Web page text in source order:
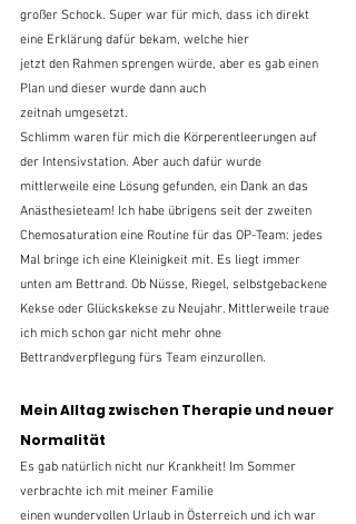
großer Schock. Super war für mich, dass ich direkt
eine Erklärung dafür bekam, welche hier
jetzt den Rahmen sprengen würde, aber es gab einen
Plan und dieser wurde dann auch
zeitnah umgesetzt.
Schlimm waren für mich die Körperentleerungen auf
der Intensivstation. Aber auch dafür wurde
mittlerweile eine Lösung gefunden, ein Dank an das
Anästhesieteam! Ich habe übrigens seit der zweiten
Chemosaturation eine Routine für das OP-Team: jedes
Mal bringe ich eine Kleinigkeit mit. Es liegt immer
unten am Bettrand. Ob Nüsse, Riegel, selbstgebackene
Kekse oder Glückskekse zu Neujahr. Mittlerweile traue
ich mich schon gar nicht mehr ohne
Bettrandverpflegung fürs Team einzurollen.
Mein Alltag zwischen Therapie und neuer
Normalität
Es gab natürlich nicht nur Krankheit! Im Sommer
verbrachte ich mit meiner Familie
einen wundervollen Urlaub in Österreich und ich war